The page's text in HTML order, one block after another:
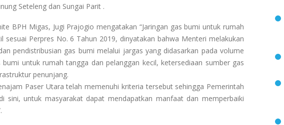
Seteleng dan Sungai Parit .
BPH Migas, Jugi Prajogio mengatakan “Jaringan gas bumi untuk rumah
sesuai Perpres No. 6 Tahun 2019, dinyatakan bahwa Menteri melakukan
pendistribusian gas bumi melalui jargas yang didasarkan pada volume
untuk rumah tangga dan pelanggan kecil, ketersediaan sumber gas
penunjang.
Paser Utara telah memenuhi kriteria tersebut sehingga Pemerintah
sini, untuk masyarakat dapat mendapatkan manfaat dan memperbaiki